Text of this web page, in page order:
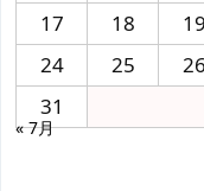
17
18 19
24
25 26
31
« 7月